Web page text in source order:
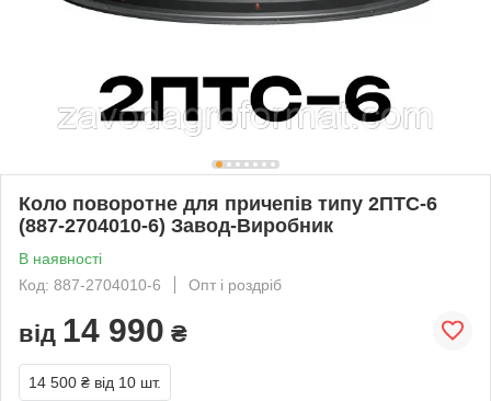
Коло поворотне для причепів типу 2ПТС-6
(887-2704010-6) Завод-Виробник
В наявності
Код: 887-2704010-6
Опт і роздріб
від 14 990 ₴
14 500 ₴ від 10 шт.